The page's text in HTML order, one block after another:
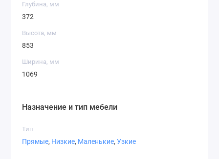
Глубина, мм
372
Высота, мм
853
Ширина, мм
1069
Назначение и тип мебели
Тип
Прямые, Низкие, Маленькие, Узкие